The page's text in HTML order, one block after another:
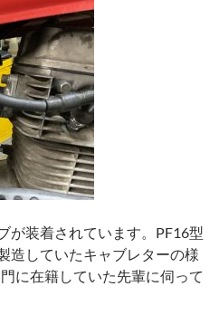
が装着されています。PF16型
造していたキャブレターの様
に在籍していた先輩に伺って